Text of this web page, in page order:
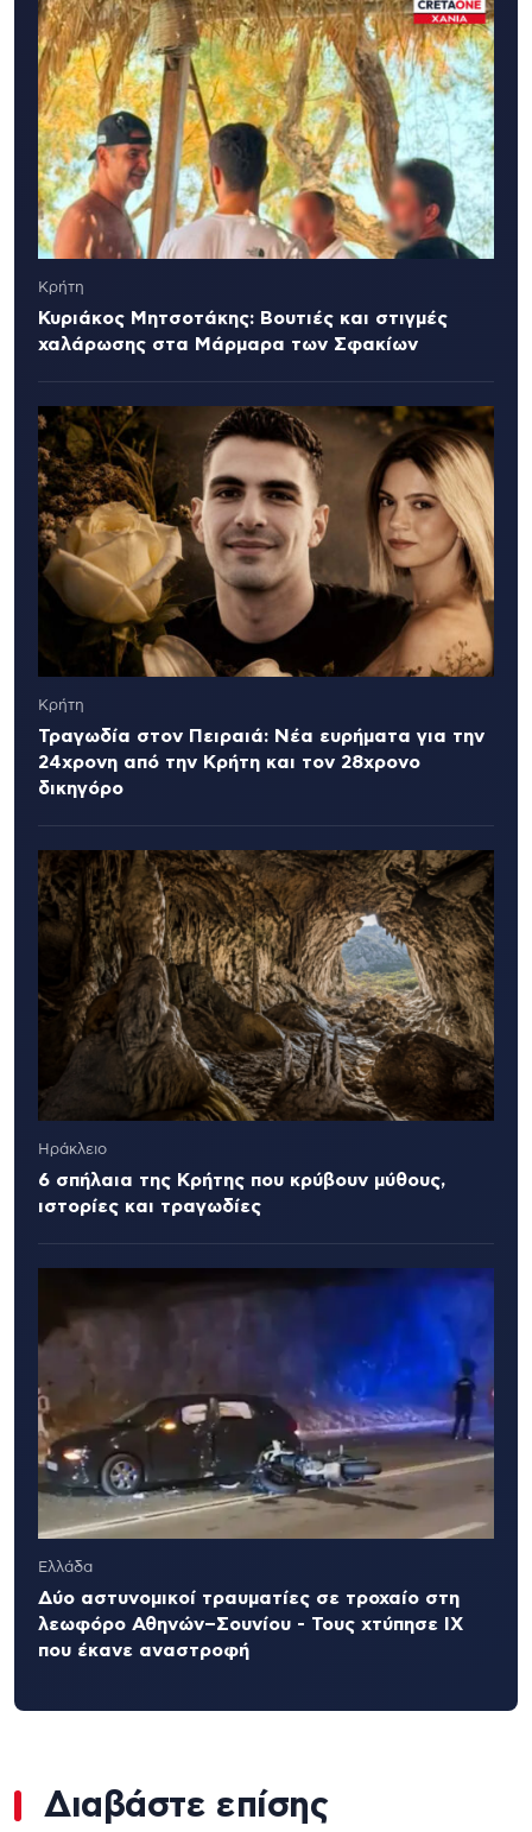
Κρήτη
Κυριάκος Μητσοτάκης: Βουτιές και στιγμές
χαλάρωσης στα Μάρμαρα των Σφακίων
Κρήτη
Τραγωδία στον Πειραιά: Νέα ευρήματα για την
24χρονη από την Κρήτη και τον 28χρονο
δικηγόρο
Ηράκλειο
6 σπήλαια της Κρήτης που κρύβουν μύθους,
ιστορίες και τραγωδίες
Ελλάδα
Δύο αστυνομικοί τραυματίες σε τροχαίο στη
λεωφόρο Αθηνών–Σουνίου - Τους χτύπησε ΙΧ
που έκανε αναστροφή
Διαβάστε επίσης